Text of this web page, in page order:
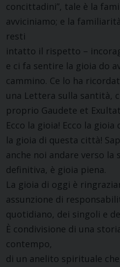
concittadini”, tale è la
avviciniamo; e la
resti
intatto il rispetto –
e ci fa sentire la gioia do
cammino. Ce lo ha
una Lettera sulla santità,
proprio Gaudete et
Ecco la gioia! Ecco la
la gioia di questa città!
anche noi andare verso la
definitiva, è gioia piena.
La gioia di oggi è
assunzione di
quotidiano, dei singoli e
È condivisione di una
contempo,
di un anelito spirituale